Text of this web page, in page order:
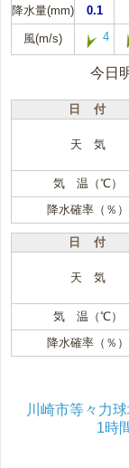
降水量(mm)
0.1
風(m/s) 4
今日
日 付
天 気
気 温（℃）
降水確率（％）
日 付
天 気
気 温（℃）
降水確率（％）
川崎市等々力
1時